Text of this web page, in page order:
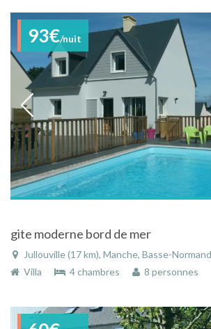
93€/nuit
gite moderne bord de mer
Jullouville (17 km), Manche, Basse-
Villa
4 chambres 8 personnes